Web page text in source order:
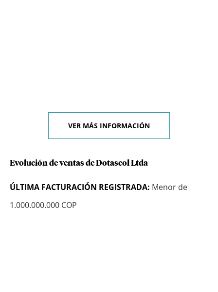
VER MÁS INFORMACIÓN
Evolución de ventas de Dotascol Ltda
ÚLTIMA FACTURACIÓN REGISTRADA: Menor de
1.000.000.000 COP